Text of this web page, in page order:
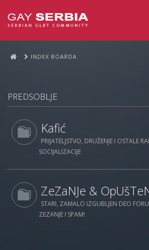
INDEX BOARDA
PREDSOBLJE
Kafić
PRIJATELJSTVO, DRUŽENJE I OSTALE
SOCIJALIZACIJE
ZeZaNJe &
STARI, ZAMALO IZGUBLJEN DEO
ZEZANJE I SPAM!